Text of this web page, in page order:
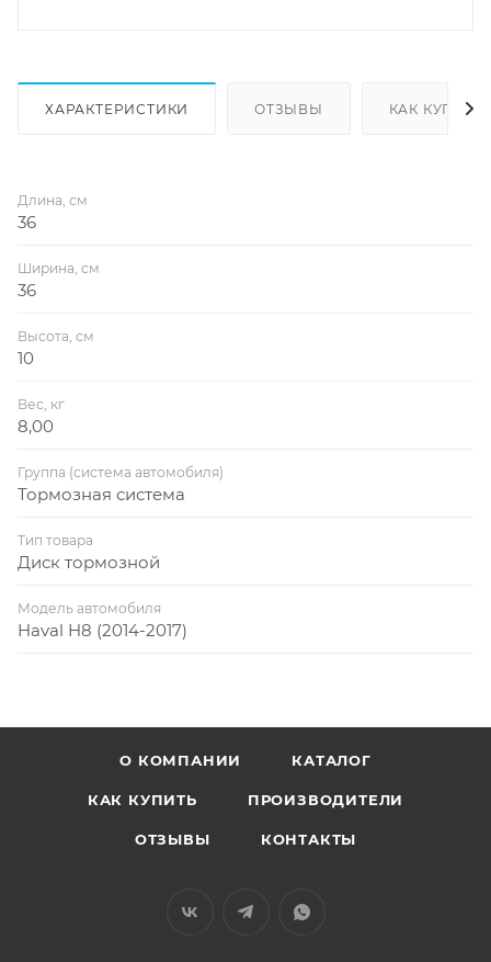
ХАРАКТЕРИСТИКИ ОТЗЫВЫ КАК КУПИТЬ
Длина, см
36
Ширина, см
36
Высота, см
10
Вес, кг
8,00
Группа (система автомобиля)
Тормозная система
Тип товара
Диск тормозной
Модель автомобиля
Haval H8 (2014-2017)
О КОМПАНИИ КАТАЛОГ
КАК КУПИТЬ ПРОИЗВОДИТЕЛИ
ОТЗЫВЫ КОНТАКТЫ